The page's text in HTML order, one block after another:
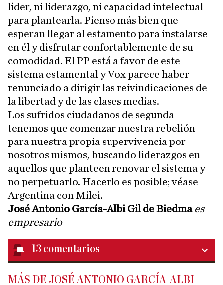
líder, ni liderazgo, ni capacidad intelectual
para plantearla. Pienso más bien que
esperan llegar al estamento para instalarse
en él y disfrutar confortablemente de su
comodidad. El PP está a favor de este
sistema estamental y Vox parece haber
renunciado a dirigir las reivindicaciones de
la libertad y de las clases medias.
Los sufridos ciudadanos de segunda
tenemos que comenzar nuestra rebelión
para nuestra propia supervivencia por
nosotros mismos, buscando liderazgos en
aquellos que planteen renovar el sistema y
no perpetuarlo. Hacerlo es posible; véase
Argentina con Milei.
José Antonio García-Albi Gil de Biedma es
empresario
13 comentarios
MÁS DE JOSÉ ANTONIO GARCÍA-ALBI